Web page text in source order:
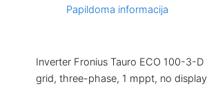
Papildoma informacija
Inverter Fronius Tauro ECO 100-3-
grid, three-phase, 1 mppt, no